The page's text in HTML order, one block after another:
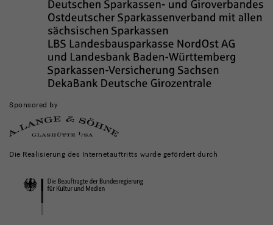
Sponsored by
Die Realisierung des Internetauftritts wurde gefördert durch